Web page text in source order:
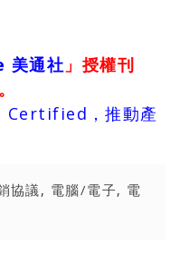
美通社 」授權刊
Certified，推動產
協議, 電腦/電子, 電